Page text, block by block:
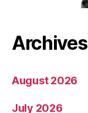
Archives
August 2026
July 2026